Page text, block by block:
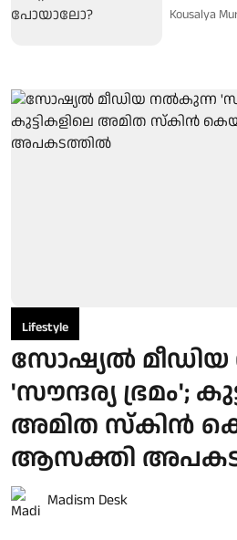
Kousalya
Lifestyle
സോഷ്യൽ
'സൗന്ദര്യ ഭ്രമം';
അമിത സ്കിൻ
ആസക്തി
Madism Desk